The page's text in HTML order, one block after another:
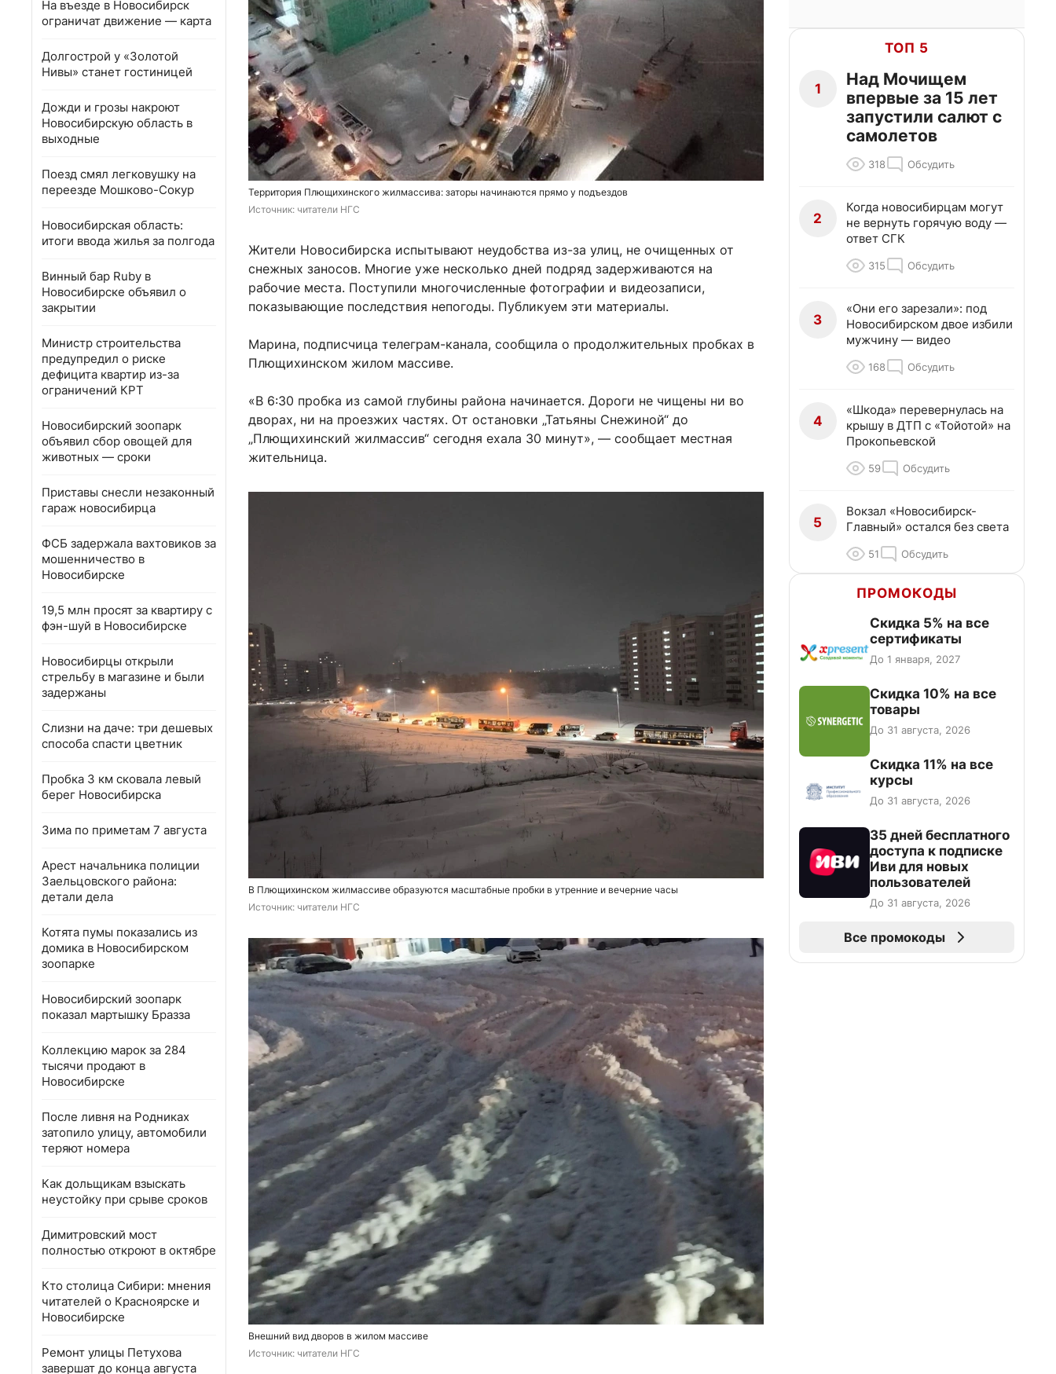
На въезде в Новосибирск
ограничат движение — карта
Долгострой у «Золотой
Нивы» станет гостиницей
Дожди и грозы накроют
Новосибирскую область в
выходные
Поезд смял легковушку на
переезде Мошково-Сокур
Новосибирская область:
итоги ввода жилья за полгода
Винный бар Ruby в
Новосибирске объявил о
закрытии
Министр строительства
предупредил о риске
дефицита квартир из-за
ограничений КРТ
Новосибирский зоопарк
объявил сбор овощей для
животных — сроки
Приставы снесли незаконный
гараж новосибирца
ФСБ задержала вахтовиков за
мошенничество в
Новосибирске
19,5 млн просят за квартиру с
фэн-шуй в Новосибирске
Новосибирцы открыли
стрельбу в магазине и были
задержаны
Слизни на даче: три дешевых
способа спасти цветник
Пробка 3 км сковала левый
берег Новосибирска
Зима по приметам 7 августа
Арест начальника полиции
Заельцовского района:
детали дела
Котята пумы показались из
домика в Новосибирском
зоопарке
Новосибирский зоопарк
показал мартышку Бразза
Коллекцию марок за 284
тысячи продают в
Новосибирске
После ливня на Родниках
затопило улицу, автомобили
теряют номера
Как дольщикам взыскать
неустойку при срыве сроков
Димитровский мост
полностью откроют в октябре
Кто столица Сибири: мнения
читателей о Красноярске и
Новосибирске
Ремонт улицы Петухова
завершат до конца августа
Территория Плющихинского жилмассива: заторы начинаются прямо у подъездов
Источник: читатели НГС
Жители Новосибирска испытывают неудобства из-за улиц, не очищенных от
снежных заносов. Многие уже несколько дней подряд задерживаются на
рабочие места. Поступили многочисленные фотографии и видеозаписи,
показывающие последствия непогоды. Публикуем эти материалы.
Марина, подписчица телеграм-канала, сообщила о продолжительных пробках в
Плющихинском жилом массиве.
«В 6:30 пробка из самой глубины района начинается. Дороги не чищены ни во
дворах, ни на проезжих частях. От остановки „Татьяны Снежиной“ до
„Плющихинский жилмассив“ сегодня ехала 30 минут», — сообщает местная
жительница.
В Плющихинском жилмассиве образуются масштабные пробки в утренние и вечерние часы
Источник: читатели НГС
Внешний вид дворов в жилом массиве
Источник: читатели НГС
ТОП 5
1
Над Мочищем
впервые за 15 лет
запустили салют с
самолетов
318 Обсудить
2
Когда новосибирцам могут
не вернуть горячую воду —
ответ СГК
315 Обсудить
3
«Они его зарезали»: под
Новосибирском двое избили
мужчину — видео
168 Обсудить
4
«Шкода» перевернулась на
крышу в ДТП с «Тойотой» на
Прокопьевской
59 Обсудить
5
Вокзал «Новосибирск-
Главный» остался без света
51 Обсудить
ПРОМОКОДЫ
Скидка 5% на все
сертификаты
До 1 января, 2027
Скидка 10% на все
товары
До 31 августа, 2026
Скидка 11% на все
курсы
До 31 августа, 2026
35 дней бесплатного
доступа к подписке
Иви для новых
пользователей
До 31 августа, 2026
Все промокоды